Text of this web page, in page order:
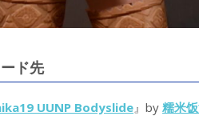
ド先
UUNP Bodyslide 』by 糯米